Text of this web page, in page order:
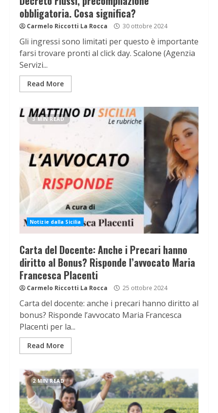
obbligatoria. Cosa significa?
Carmelo Riccotti La Rocca 30 ottobre 2024
Gli ingressi sono limitati per questo è importante
farsi trovare pronti al click day. Scalone (Agenzia
Servizi...
Read More
3 MIN READ
Notizie dalla Sicilia
Carta del Docente: Anche i Precari hanno
diritto al Bonus? Risponde l’avvocato Maria
Francesca Placenti
Carmelo Riccotti La Rocca 25 ottobre 2024
Carta del docente: anche i precari hanno diritto al
bonus? Risponde l’avvocato Maria Francesca
Placenti per la...
Read More
2 MIN READ